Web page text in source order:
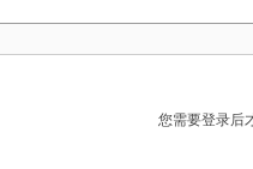
您需要登录后